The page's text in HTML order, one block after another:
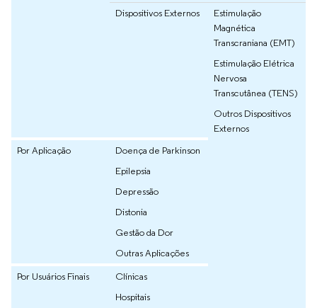
Dispositivos Externos
Estimulação
Magnética
Transcraniana (EMT)
Estimulação Elétrica
Nervosa
Transcutânea (TENS)
Outros Dispositivos
Externos
Por Aplicação
Doença de Parkinson
Epilepsia
Depressão
Distonia
Gestão da Dor
Outras Aplicações
Por Usuários Finais
Clínicas
Hospitais